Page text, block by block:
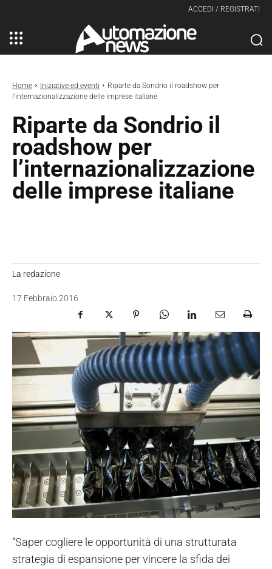
ACCEDI / REGISTRATI
Home Iniziative ed eventi
Riparte da Sondrio il roadshow per
l’internazionalizzazione delle imprese italiane
Riparte da Sondrio il
roadshow per
l’internazionalizzazione
delle imprese italiane
La redazione
17 Febbraio 2016
“Saper cogliere le opportunità di una strutturata
strategia di espansione per vincere la sfida dei